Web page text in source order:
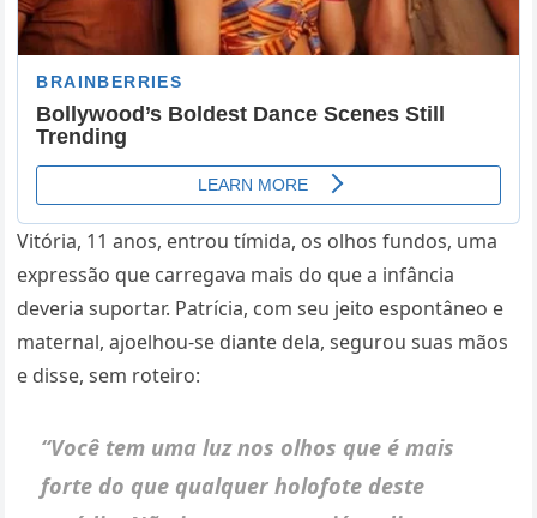
Vitória, 11 anos, entrou tímida, os olhos fundos, uma
expressão que carregava mais do que a infância
deveria suportar. Patrícia, com seu jeito espontâneo e
maternal, ajoelhou-se diante dela, segurou suas mãos
e disse, sem roteiro:
“Você tem uma luz nos olhos que é mais
forte do que qualquer holofote deste